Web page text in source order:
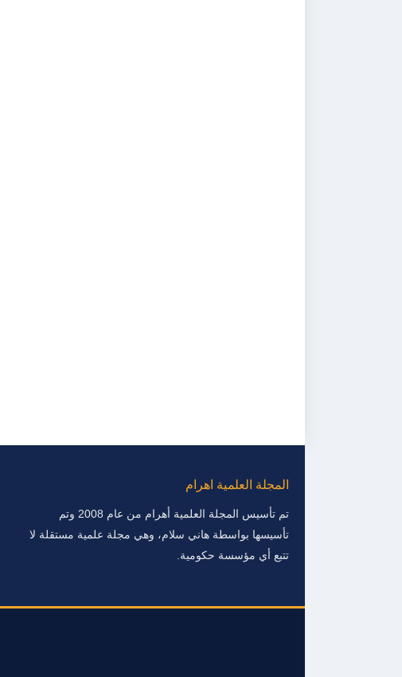
المجلة العلمية اهرام
تم تأسيس المجلة العلمية أهرام من عام 2008 وتم
تأسيسها بواسطة هاني سلام، وهي مجلة علمية مستقلة لا
تتبع أي مؤسسة حكومية.